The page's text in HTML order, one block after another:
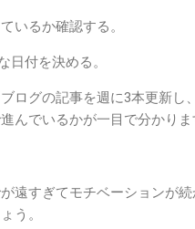
いるか確認する。
日付を決める。
ログの記事を週に3本更新し
んでいるかが一目で分かりま
遠すぎてモチベーションが
う。